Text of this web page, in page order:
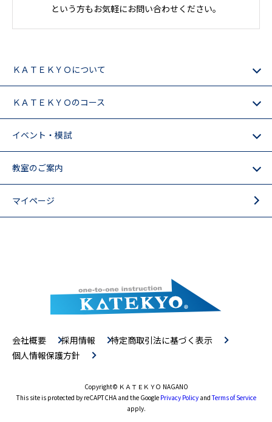
という方もお気軽にお問い合わせください。
ＫＡＴＥＫＹＯについて
ＫＡＴＥＫＹＯのコース
イベント・模試
教室のご案内
マイページ
会社概要 採用情報
特定商取引法に基づく表示
個人情報保護方針
Copyright© ＫＡＴＥＫＹＯ NAGANO
This site is protected by reCAPTCHA and the Google Privacy PolicyandTerms of Service
apply.